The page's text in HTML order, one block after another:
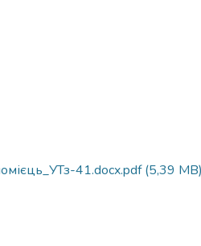
41.docx.pdf(5,39 MB)